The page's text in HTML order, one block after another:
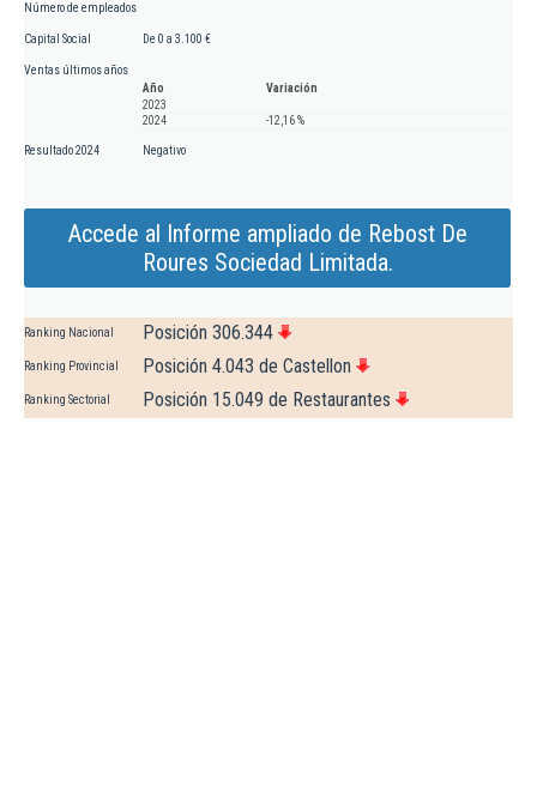
Número de empleados
Capital Social De 0 a 3.100 €
Ventas últimos años
Año
Variación
2023
2024
-12,16 %
Resultado 2024 Negativo
Accede al Informe ampliado de Rebost De
Roures Sociedad Limitada.
Ranking Nacional Posición 306.344
Ranking Provincial Posición 4.043 de Castellon
Ranking Sectorial Posición 15.049 de Restaurantes